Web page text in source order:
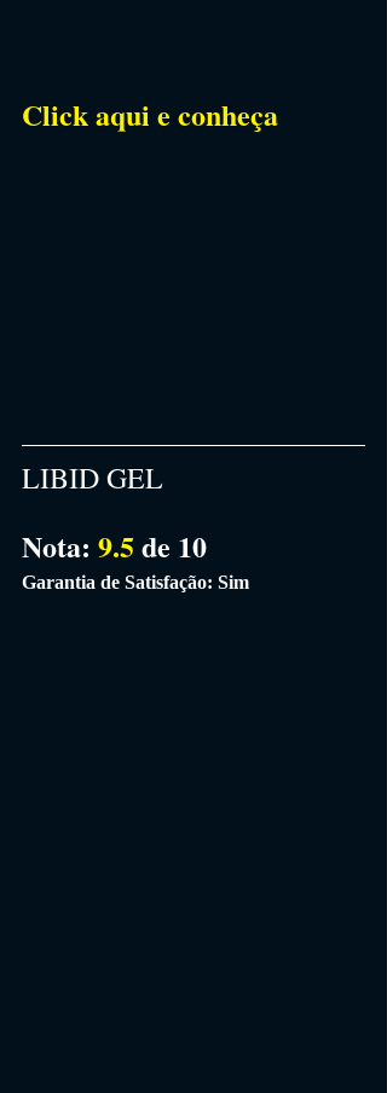
Click aqui e conheça
LIBID GEL
Nota: 9.5 de 10
Garantia de Satisfação: Sim